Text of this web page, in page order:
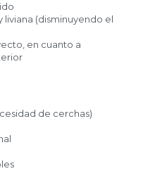
liviana (disminuyendo el
en cuanto a
de cerchas)